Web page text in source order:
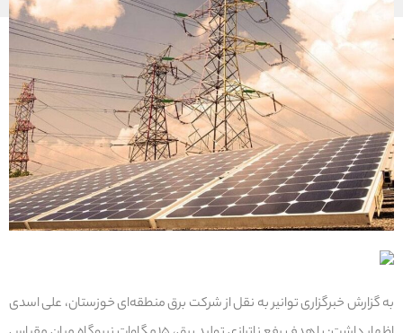
به گزارش خبرگزاری توانیر به نقل از شرکت برق منطقه‌ای خوزستان، علی اسدی